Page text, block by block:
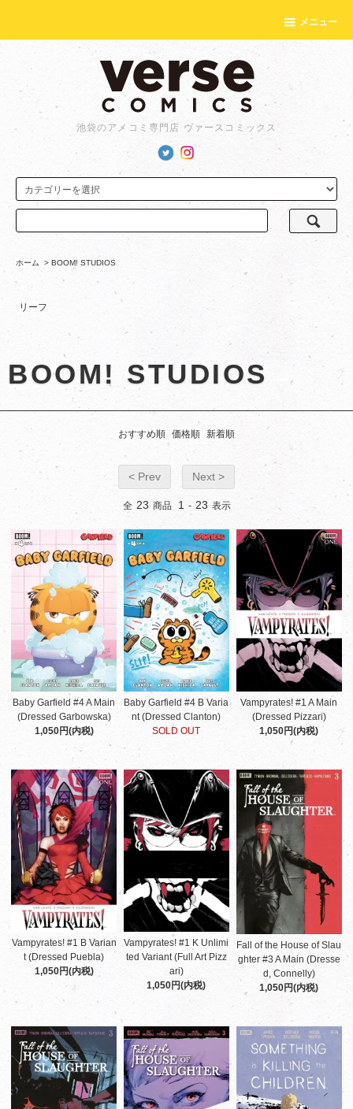
メニュー
池袋のアメコミ専門店 ヴァースコミックス
ホーム > BOOM! STUDIOS
リーフ
BOOM! STUDIOS
おすすめ順 価格順 新着順
< Prev Next >
全 23 商品 1 - 23 表示
Baby Garfield #4 A Main
(Dressed Garbowska)
1,050円(内税)
Baby Garfield #4 B Varia
nt (Dressed Clanton)
SOLD OUT
Vampyrates! #1 A Main
(Dressed Pizzari)
1,050円(内税)
Vampyrates! #1 B Varian
t (Dressed Puebla)
1,050円(内税)
Vampyrates! #1 K Unlimi
ted Variant (Full Art Pizz
ari)
1,050円(内税)
Fall of the House of Slau
ghter #3 A Main (Dresse
d, Connelly)
1,050円(内税)